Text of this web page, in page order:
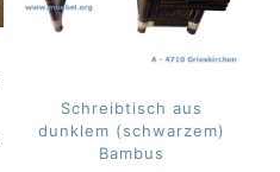
Schreibtisch aus
dunklem (schwarzem)
Bambus